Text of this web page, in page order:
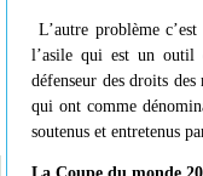
L’autre problème
l’asile qui est un outil
défenseur des droits
qui ont comme
soutenus et entretenus